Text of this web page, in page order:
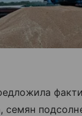
семян